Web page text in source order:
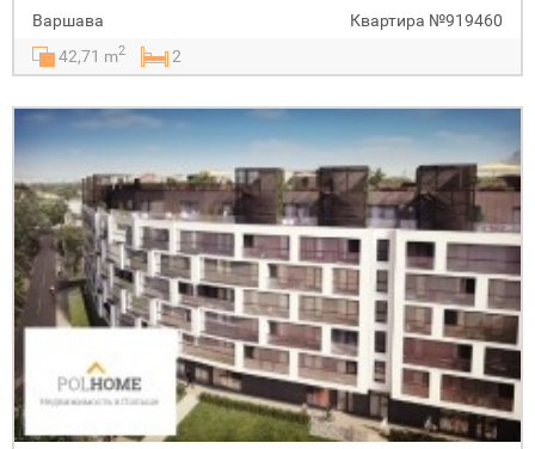
Варшава Квартира №919460
42,71 m2 2